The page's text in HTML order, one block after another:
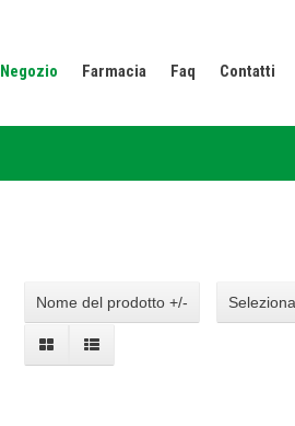
Negozio Farmacia Faq Contatti
Nome del prodotto +/-